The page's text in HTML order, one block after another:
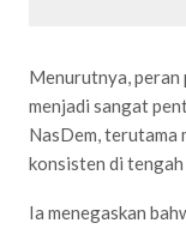
Menurutnya,
menjadi sangat
NasDem,
konsisten di
Ia menegaskan